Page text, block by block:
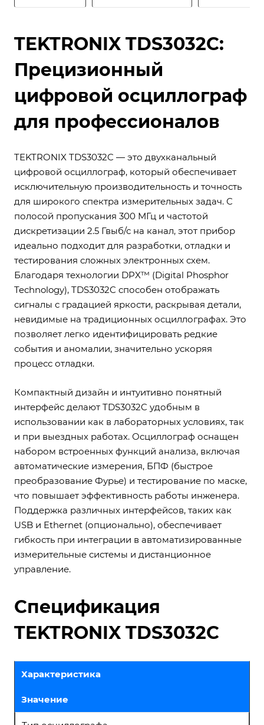
TEKTRONIX TDS3032C:
Прецизионный
цифровой осциллограф
для профессионалов
TEKTRONIX TDS3032C — это двухканальный
цифровой осциллограф, который обеспечивает
исключительную производительность и точность
для широкого спектра измерительных задач. С
полосой пропускания 300 МГц и частотой
дискретизации 2.5 Гвыб/с на канал, этот прибор
идеально подходит для разработки, отладки и
тестирования сложных электронных схем.
Благодаря технологии DPX™ (Digital Phosphor
Technology), TDS3032C способен отображать
сигналы с градацией яркости, раскрывая детали,
невидимые на традиционных осциллографах. Это
позволяет легко идентифицировать редкие
события и аномалии, значительно ускоряя
процесс отладки.
Компактный дизайн и интуитивно понятный
интерфейс делают TDS3032C удобным в
использовании как в лабораторных условиях, так
и при выездных работах. Осциллограф оснащен
набором встроенных функций анализа, включая
автоматические измерения, БПФ (быстрое
преобразование Фурье) и тестирование по маске,
что повышает эффективность работы инженера.
Поддержка различных интерфейсов, таких как
USB и Ethernet (опционально), обеспечивает
гибкость при интеграции в автоматизированные
измерительные системы и дистанционное
управление.
Спецификация
TEKTRONIX TDS3032C
Характеристика
Значение